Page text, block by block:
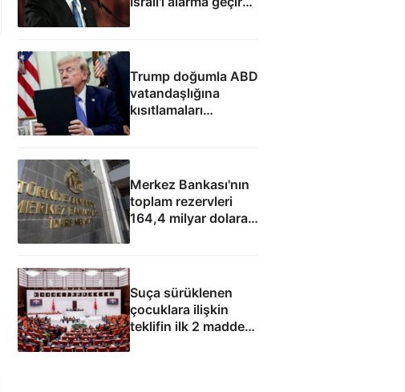
Trump doğumla ABD
vatandaşlığına
kısıtlamaları
genişleten
imzaladı
Merkez Bankası'nın
toplam rezervleri
164,4 milyar dolara
yükseldi
Suça sürüklenen
çocuklara ilişkin
teklifin ilk 2 maddesi
kabul edildi